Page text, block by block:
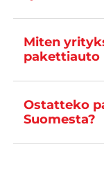
Miten
pakettiauto
Ostatteko
Suomesta?